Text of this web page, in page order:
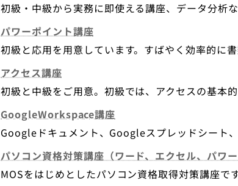
初級・中級から実務に即使える講座、データ分析な
パワーポイント講座
初級と応用を用意しています。すばやく効率的に
アクセス講座
初級と中級をご用意。初級では、アクセスの基本
GoogleWorkspace講座
Googleドキュメント、Googleスプレッドシート
パソコン資格対策講座（ワード、エクセル、パワー
MOSをはじめとしたパソコン資格取得対策講座で